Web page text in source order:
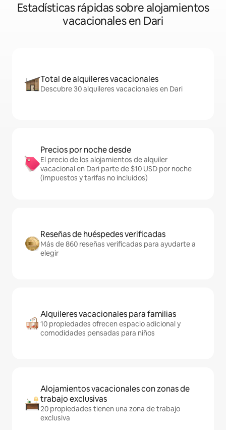
Estadísticas rápidas sobre alojamientos
vacacionales en Dari
Total de alquileres vacacionales
Descubre 30 alquileres vacacionales en Dari
Precios por noche desde
El precio de los alojamientos de alquiler
vacacional en Dari parte de $10 USD por noche
(impuestos y tarifas no incluidos)
Reseñas de huéspedes verificadas
Más de 860 reseñas verificadas para ayudarte a
elegir
Alquileres vacacionales para familias
10 propiedades ofrecen espacio adicional y
comodidades pensadas para niños
Alojamientos vacacionales con zonas de
trabajo exclusivas
20 propiedades tienen una zona de trabajo
exclusiva